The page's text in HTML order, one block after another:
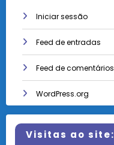
Iniciar sessão
Feed de entradas
Feed de comentários
WordPress.org
Visitas ao site: